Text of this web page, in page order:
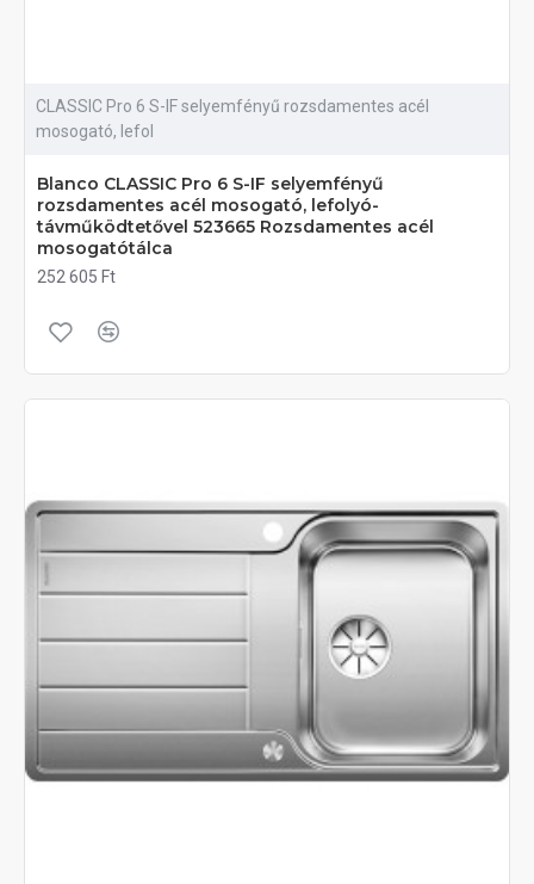
CLASSIC Pro 6 S-IF selyemfényű rozsdamentes acél
mosogató, lefol
Blanco CLASSIC Pro 6 S-IF selyemfényű
rozsdamentes acél mosogató, lefolyó-
távműködtetővel 523665 Rozsdamentes acél
mosogatótálca
252 605 Ft